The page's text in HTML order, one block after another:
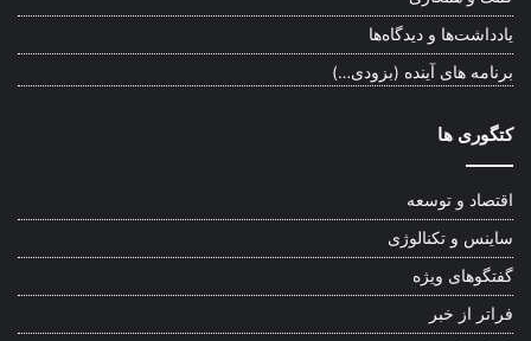
یادداشت‌ها و دیدگاه‌ها
برنامه های آینده (بزودی…)
کتگوری ها
اقتصاد و توسعه
ساینس و تکنالوژی
گفتگوهای ویژه
فراتر از خبر